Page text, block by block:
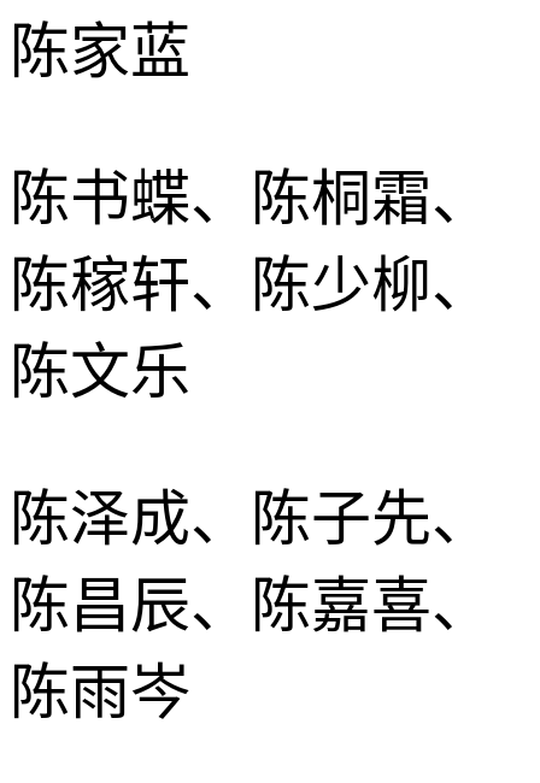
陈家蓝
陈书蝶、陈桐霜、
陈稼轩、陈少柳、
陈文乐
陈泽成、陈子先、
陈昌辰、陈嘉喜、
陈雨岑